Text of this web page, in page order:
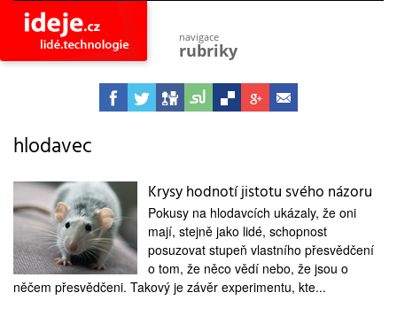
navigace
rubriky
astro
vesmír
společnost
objevy
vynálezy
planeta
přiroda
hlodavec
Krysy hodnotí jistotu svého názoru
Pokusy na hlodavcích ukázaly, že oni
mají, stejně jako lidé, schopnost
posuzovat stupeň vlastního přesvědčení
o tom, že něco vědí nebo, že jsou o
něčem přesvědčeni. Takový je závěr experimentu, kte...